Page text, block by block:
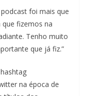
foi mais que
que fizemos na
Tenho muito
que já fiz.”
na época de